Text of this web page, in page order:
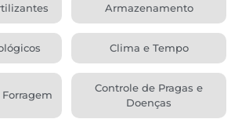
Armazenamento
Clima e Tempo
Controle de Pragas e
Doenças